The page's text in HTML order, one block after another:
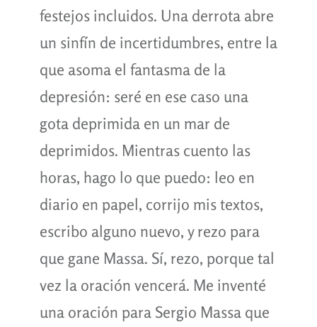
festejos incluidos. Una derrota abre
un sinfín de incertidumbres, entre la
que asoma el fantasma de la
depresión: seré en ese caso una
gota deprimida en un mar de
deprimidos. Mientras cuento las
horas, hago lo que puedo: leo en
diario en papel, corrijo mis textos,
escribo alguno nuevo, y rezo para
que gane Massa. Sí, rezo, porque tal
vez la oración vencerá. Me inventé
una oración para Sergio Massa que